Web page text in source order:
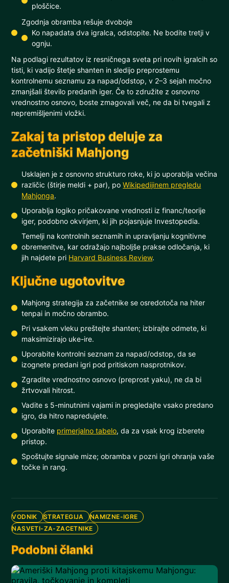
ploščice.
Zgodnja obramba rešuje dvoboje
Ko napadata dva igralca, odstopite. Ne bodite tretji v
ognju.
Na podlagi rezultatov iz resničnega sveta pri novih igralcih so
tisti, ki vadijo štetje shanten in sledijo preprostemu
kontrolnemu seznamu za napad/odstop, v 2–3 sejah močno
zmanjšali število predanih iger. Če to združite z osnovno
vrednostno osnovo, boste zmagovali več, ne da bi tvegali z
nepremišljenimi vložki.
Zakaj ta pristop deluje za
začetniški Mahjong
Usklajen je z osnovno strukturo roke, ki jo uporablja večina
različic (štirje meldi + par), poWikipedijinem pregledu
Mahjonga.
Uporablja logiko pričakovane vrednosti iz financ/teorije
iger, podobno okvirjem, ki jih pojasnjuje Investopedia.
Temelji na kontrolnih seznamih in upravljanju kognitivne
obremenitve, kar odražajo najboljše prakse odločanja, ki
jih najdete pri Harvard Business Review.
Ključne ugotovitve
Mahjong strategija za začetnike se osredotoča na hiter
tenpai in močno obrambo.
Pri vsakem vleku preštejte shanten; izbirajte odmete, ki
maksimizirajo uke-ire.
Uporabite kontrolni seznam za napad/odstop, da se
izognete predani igri pod pritiskom nasprotnikov.
Zgradite vrednostno osnovo (preprost yaku), ne da bi
žrtvovali hitrost.
Vadite s 5-minutnimi vajami in pregledajte vsako predano
igro, da hitro napredujete.
Uporabite primerjalno tabelo, da za vsak krog izberete
pristop.
Spoštujte signale mize; obramba v pozni igri ohranja vaše
točke in rang.
VODNIK STRATEGIJA
NAMIZNE-IGRE
NASVETI-ZA-ZACETNIKE
Podobni članki